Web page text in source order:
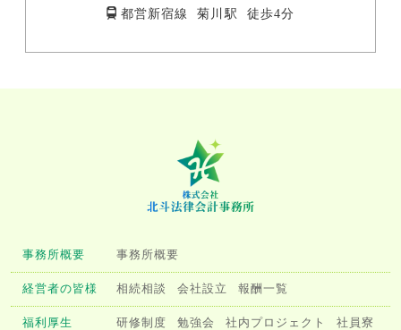
都営新宿線 菊川駅 徒歩4分
事務所概要 事務所概要
経営者の皆様 相続相談 会社設立 報酬一覧
福利厚生 研修制度 勉強会 社内プロジェクト 社員寮